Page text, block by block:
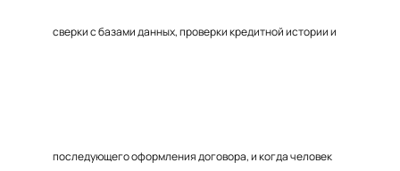
сверки с базами данных, проверки кредитной истории и
последующего оформления договора, и когда человек